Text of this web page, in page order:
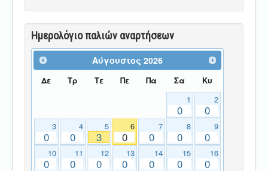
Ημερολόγιο παλιών αναρτήσεων
Αύγουστος 2026
Δε Τρ Τε Πε Πα Σα Κυ
1
0
2
0
3
0
4
0
5
3
6
0
7
0
8
0
9
0
10
0
11
0
12
0
13
0
14
0
15
0
16
0